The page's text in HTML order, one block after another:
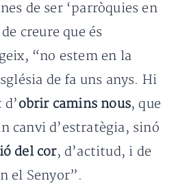
de ser ‘parròquies en
creure que és
“no estem en la
de fa uns anys. Hi
obrir camins nous, que
canvi d’estratègia, sinó
del cor, d’actitud, i de
el Senyor”.